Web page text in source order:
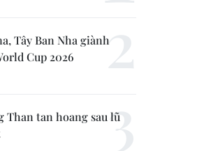
Tây Ban Nha giành
Cup 2026
Than tan hoang sau lũ